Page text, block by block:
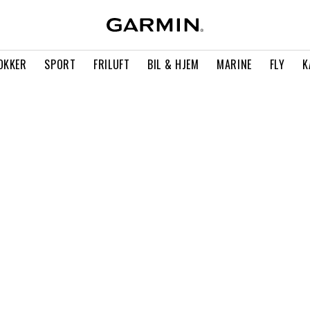
SPORT FRILUFT BIL & HJEM MARINE FLY